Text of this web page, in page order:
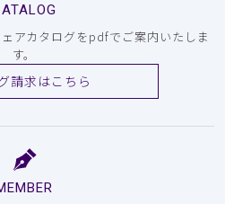
アカタログをpdfでご案内いたしま
す。
請求はこちら